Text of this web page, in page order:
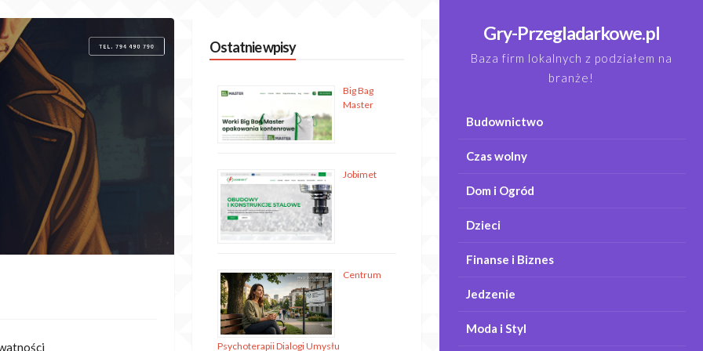
Gry-Przegladarkowe.pl
Baza firm lokalnych z podziałem na
branże!
Budownictwo
Czas wolny
Dom i Ogród
Dzieci
Finanse i Biznes
Jedzenie
Moda i Styl
Ostatnie wpisy
Big Bag
Master
Jobimet
Centrum
Psychoterapii Dialogi Umysłu